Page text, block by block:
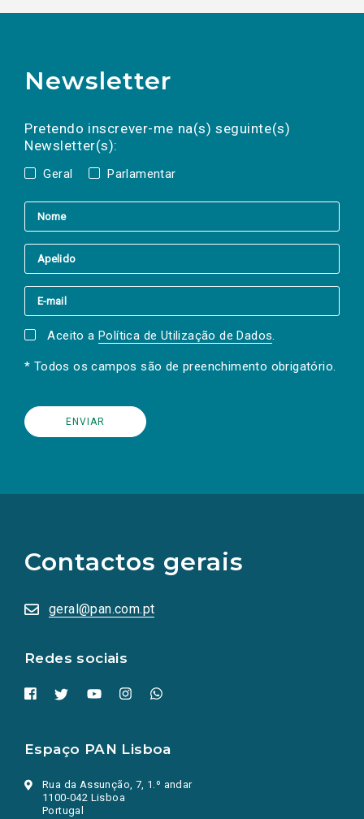
Newsletter
Pretendo inscrever-me na(s) seguinte(s)
Newsletter(s):
Geral Parlamentar
a(s) newsletter(s).
mail
Aceito a Política de Utilização de Dados.
* Todos os campos são de preenchimento obrigatório.
Contactos gerais
geral@pan.com.pt
Redes sociais
redes
sociais
numa
nova
Espaço PAN Lisboa
Rua da Assunção, 7, 1.º andar
1100-042 Lisboa
Portugal